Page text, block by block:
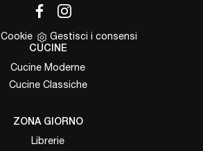
Cookie Gestisci i consensi
CUCINE
Cucine Moderne
Cucine Classiche
ZONA GIORNO
Librerie